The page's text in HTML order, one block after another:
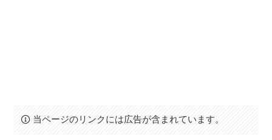
当ページのリンクには広告が含まれています。